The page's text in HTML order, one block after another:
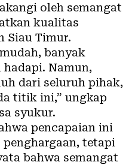
oleh semangat
kualitas
Siau Timur.
banyak
Namun,
dari seluruh pihak,
titik ini,” ungkap
syukur.
pencapaian ini
tetapi
bahwa semangat